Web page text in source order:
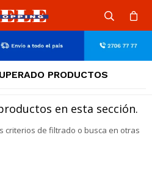
PRODUCTOS
en esta sección.
criterios de filtrado o busca en otras